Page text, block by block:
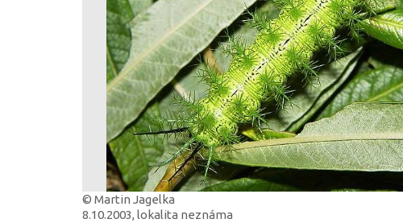
© Martin Jagelka
8.10.2003, lokalita neznáma